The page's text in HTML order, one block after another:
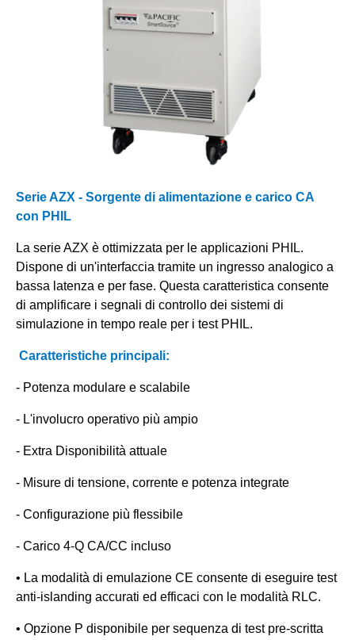
Serie AZX - Sorgente di alimentazione e carico CA
con PHIL
La serie AZX è ottimizzata per le applicazioni PHIL.
Dispone di un'interfaccia tramite un ingresso analogico a
bassa latenza e per fase. Questa caratteristica consente
di amplificare i segnali di controllo dei sistemi di
simulazione in tempo reale per i test PHIL.
Caratteristiche principali:
- Potenza modulare e scalabile
- L'involucro operativo più ampio
- Extra Disponibilità attuale
- Misure di tensione, corrente e potenza integrate
- Configurazione più flessibile
- Carico 4-Q CA/CC incluso
• La modalità di emulazione CE consente di eseguire test
anti-islanding accurati ed efficaci con le modalità RLC.
• Opzione P disponibile per sequenza di test pre-scritta